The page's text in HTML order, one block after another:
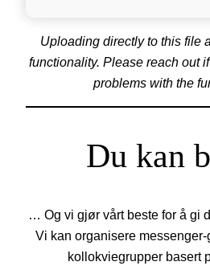
Uploading directly to this file
functionality. Please reach out
problems with the
Du kan
… Og vi gjør vårt beste for å gi
Vi kan organisere
kollokviegrupper basert